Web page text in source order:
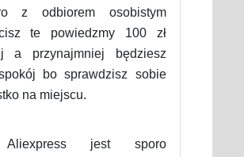
z odbiorem osobistym
te powiedzmy 100 zł
a przynajmniej będziesz
bo sprawdzisz sobie
na miejscu.
jest sporo